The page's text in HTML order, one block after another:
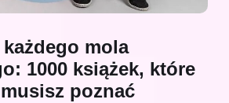
mola
1000 książek, które
poznać